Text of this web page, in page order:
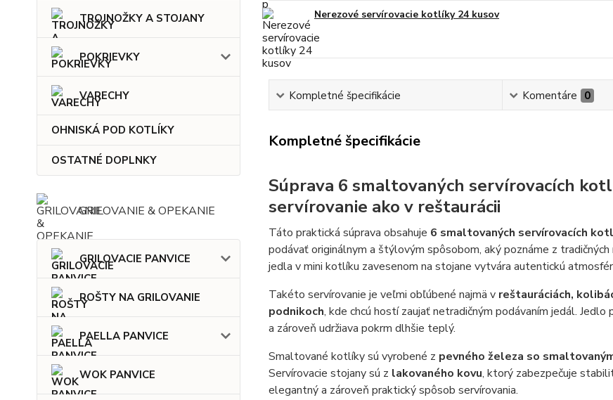
TROJNOŽKY A STOJANY
POKRIEVKY
VARECHY
OHNISKÁ POD KOTLÍKY
OSTATNÉ DOPLNKY
GRILOVANIE & OPEKANIE
GRILOVACIE PANVICE
ROŠTY NA GRILOVANIE
PAELLA PANVICE
WOK PANVICE
Nerezové servírovacie kotlíky 24 kusov
Kompletné špecifikácie Komentáre 0
Kompletné špecifikácie
Súprava 6 smaltovaných servírovacích
servírovanie ako v reštaurácii
Táto praktická súprava obsahuje 6 smaltovaných servírovacích
podávať originálnym a štýlovým spôsobom, aký poznáme z
jedla v mini kotlíku zavesenom na stojane vytvára autentickú
Takéto servírovanie je veľmi obľúbené najmä v reštauráciách,
podnikoch, kde chcú hostí zaujať netradičným podávaním jedál.
a zároveň udržiava pokrm dlhšie teplý.
Smaltované kotlíky sú vyrobené z pevného železa so
Servírovacie stojany sú z lakovaného kovu, ktorý zabezpečuje
elegantný a zároveň praktický spôsob servírovania.